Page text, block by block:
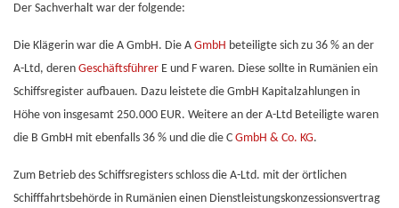
Der Sachverhalt war der folgende:
Die Klägerin war die A GmbH. Die A GmbH beteiligte sich zu 36 % an der
A-Ltd, deren Geschäftsführer E und F waren. Diese sollte in Rumänien ein
Schiffsregister aufbauen. Dazu leistete die GmbH Kapitalzahlungen in
Höhe von insgesamt 250.000 EUR. Weitere an der A-Ltd Beteiligte waren
die B GmbH mit ebenfalls 36 % und die die C GmbH & Co. KG.
Zum Betrieb des Schiffsregisters schloss die A-Ltd. mit der örtlichen
Schifffahrtsbehörde in Rumänien einen Dienstleistungskonzessionsvertrag